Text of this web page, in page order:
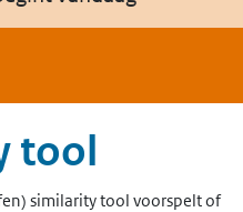
tool
similarity tool voorspelt of